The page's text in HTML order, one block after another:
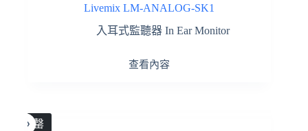
Livemix LM-ANALOG-SK1
入耳式監聽器 In Ear Monitor
查看內容
售罄